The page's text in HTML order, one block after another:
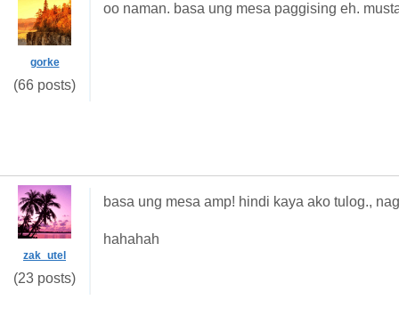
gorke
(66 posts)
oo naman. basa ung mesa paggising eh.
zak_utel
(23 posts)
basa ung mesa amp! hindi kaya ako tulog.,
hahahah